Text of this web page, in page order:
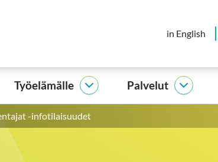
in English
Työelämälle
Työelämälle
alasivut
Palvelut
-infotilaisuudet